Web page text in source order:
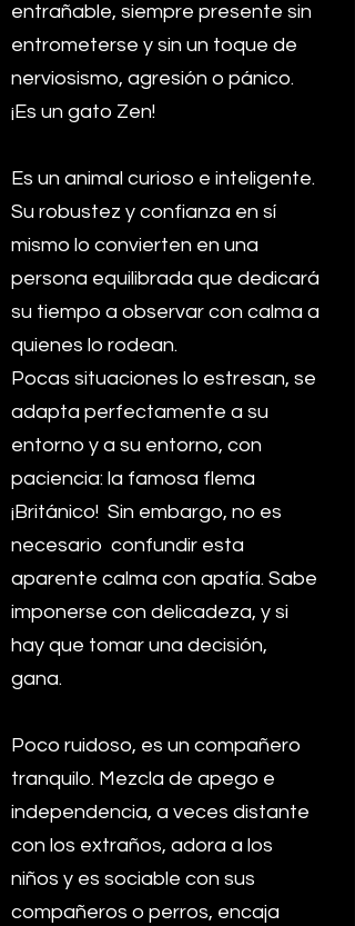
entrañable, siempre presente sin
entrometerse y sin un toque de
nerviosismo, agresión o pánico.
¡Es un gato Zen!
Es un animal curioso e inteligente.
Su robustez y confianza en sí
mismo lo convierten en una
persona equilibrada que dedicará
su tiempo a observar con calma a
quienes lo rodean.
Pocas situaciones lo estresan, se
adapta perfectamente a su
entorno y a su entorno, con
paciencia: la famosa flema
¡Británico! Sin embargo, no es
necesario confundir esta
aparente calma con apatía. Sabe
imponerse con delicadeza, y si
hay que tomar una decisión,
gana.
Poco ruidoso, es un compañero
tranquilo. Mezcla de apego e
independencia, a veces distante
con los extraños, adora a los
niños y es sociable con sus
compañeros o perros, encaja